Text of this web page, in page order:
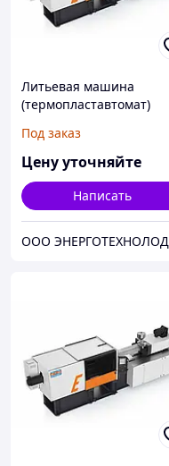
Литьевая машина
(термопластавтомат)
впрыска 190
Под заказ
Цену уточняйте
Написать